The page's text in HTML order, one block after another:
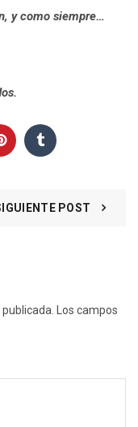
y como siempre…
POST
Los campos